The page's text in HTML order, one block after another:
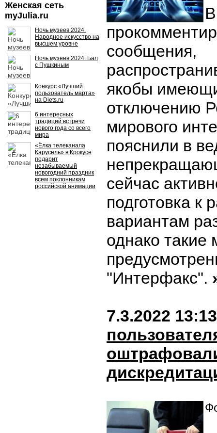
Женская сеть
myJulia.ru
Ночь музеев 2024.
Народное искусство на
высшем уровне
Ночь музеев 2024. Бал
с Пушкиным
Конкурс «Лучший
пользователь марта»
на Diets.ru
6 интересных
традиций встречи
нового года со всего
мира
«Ёлка телеканала
Карусель» в Крокусе
подарит
незабываемый
новогодний праздник
всем поклонникам
российской анимации
сообщения,
якобы
отключению
мирового
пояснили в
сейчас
подготовка к
вариантам
однако такие
"Интерфакс".
7.3.2022 13:13